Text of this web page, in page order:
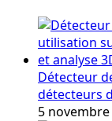
Détecteur
détecteurs
5 novembre